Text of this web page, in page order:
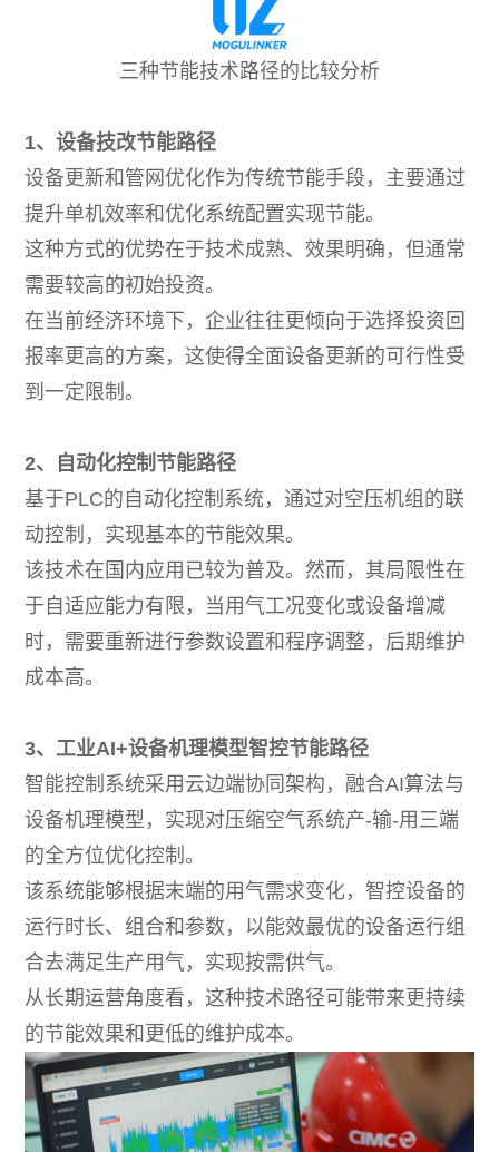
三种节能技术路径的比较分析
1、设备技改节能路径
设备更新和管网优化作为传统节能手段，主要通过
提升单机效率和优化系统配置实现节能。
这种方式的优势在于技术成熟、效果明确，但通常
需要较高的初始投资。
在当前经济环境下，企业往往更倾向于选择投资回
报率更高的方案，这使得全面设备更新的可行性受
到一定限制。
2、自动化控制节能路径
基于PLC的自动化控制系统，通过对空压机组的联
动控制，实现基本的节能效果。
该技术在国内应用已较为普及。然而，其局限性在
于自适应能力有限，当用气工况变化或设备增减
时，需要重新进行参数设置和程序调整，后期维护
成本高。
3、工业AI+设备机理模型智控节能路径
智能控制系统采用云边端协同架构，融合AI算法与
设备机理模型，实现对压缩空气系统产-输-用三端
的全方位优化控制。
该系统能够根据末端的用气需求变化，智控设备的
运行时长、组合和参数，以能效最优的设备运行组
合去满足生产用气，实现按需供气。
从长期运营角度看，这种技术路径可能带来更持续
的节能效果和更低的维护成本。